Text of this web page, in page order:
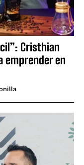
Cristhian
emprender en